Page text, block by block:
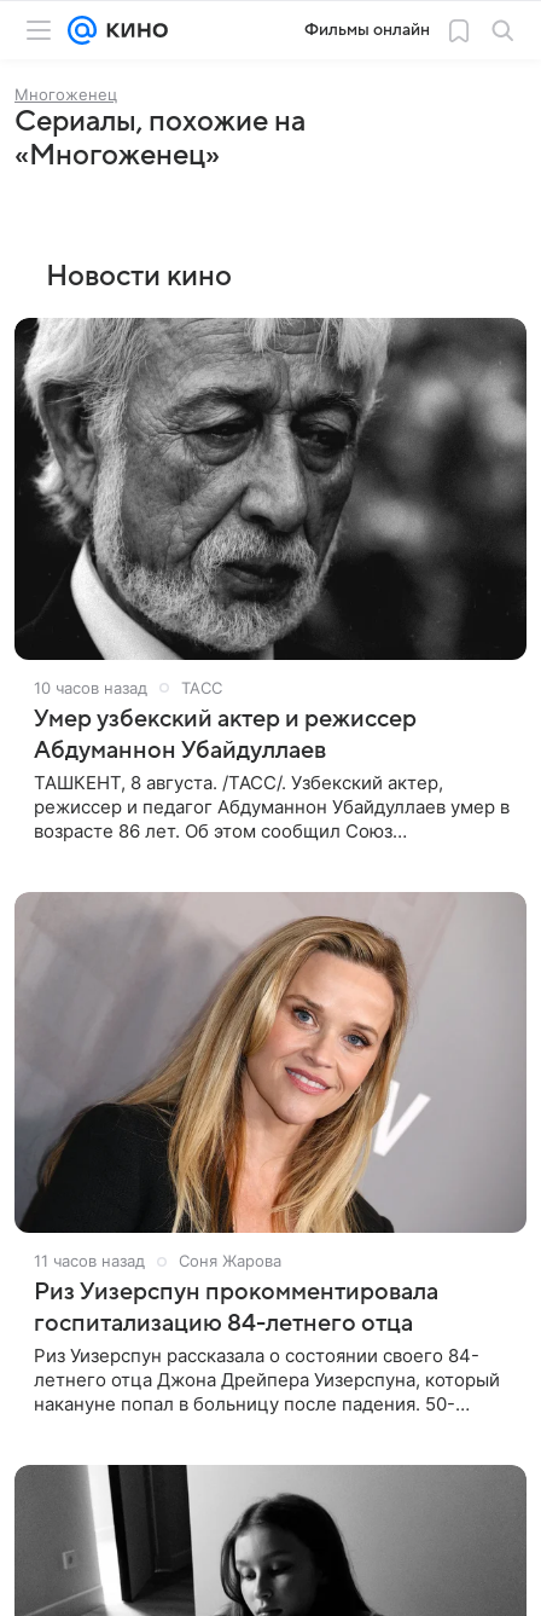
Фильмы онлайн
Многоженец
Сериалы, похожие на
«Многоженец»
Новости кино
10 часов назад ТАСС
Умер узбекский актер и режиссер
Абдуманнон Убайдуллаев
ТАШКЕНТ, 8 августа. /ТАСС/. Узбекский актер,
режиссер и педагог Абдуманнон Убайдуллаев умер в
возрасте 86 лет. Об этом сообщил Союз
11 часов назад Соня Жарова
Риз Уизерспун прокомментировала
госпитализацию 84-летнего отца
Риз Уизерспун рассказала о состоянии своего 84-
летнего отца Джона Дрейпера Уизерспуна, который
накануне попал в больницу после падения. 50-